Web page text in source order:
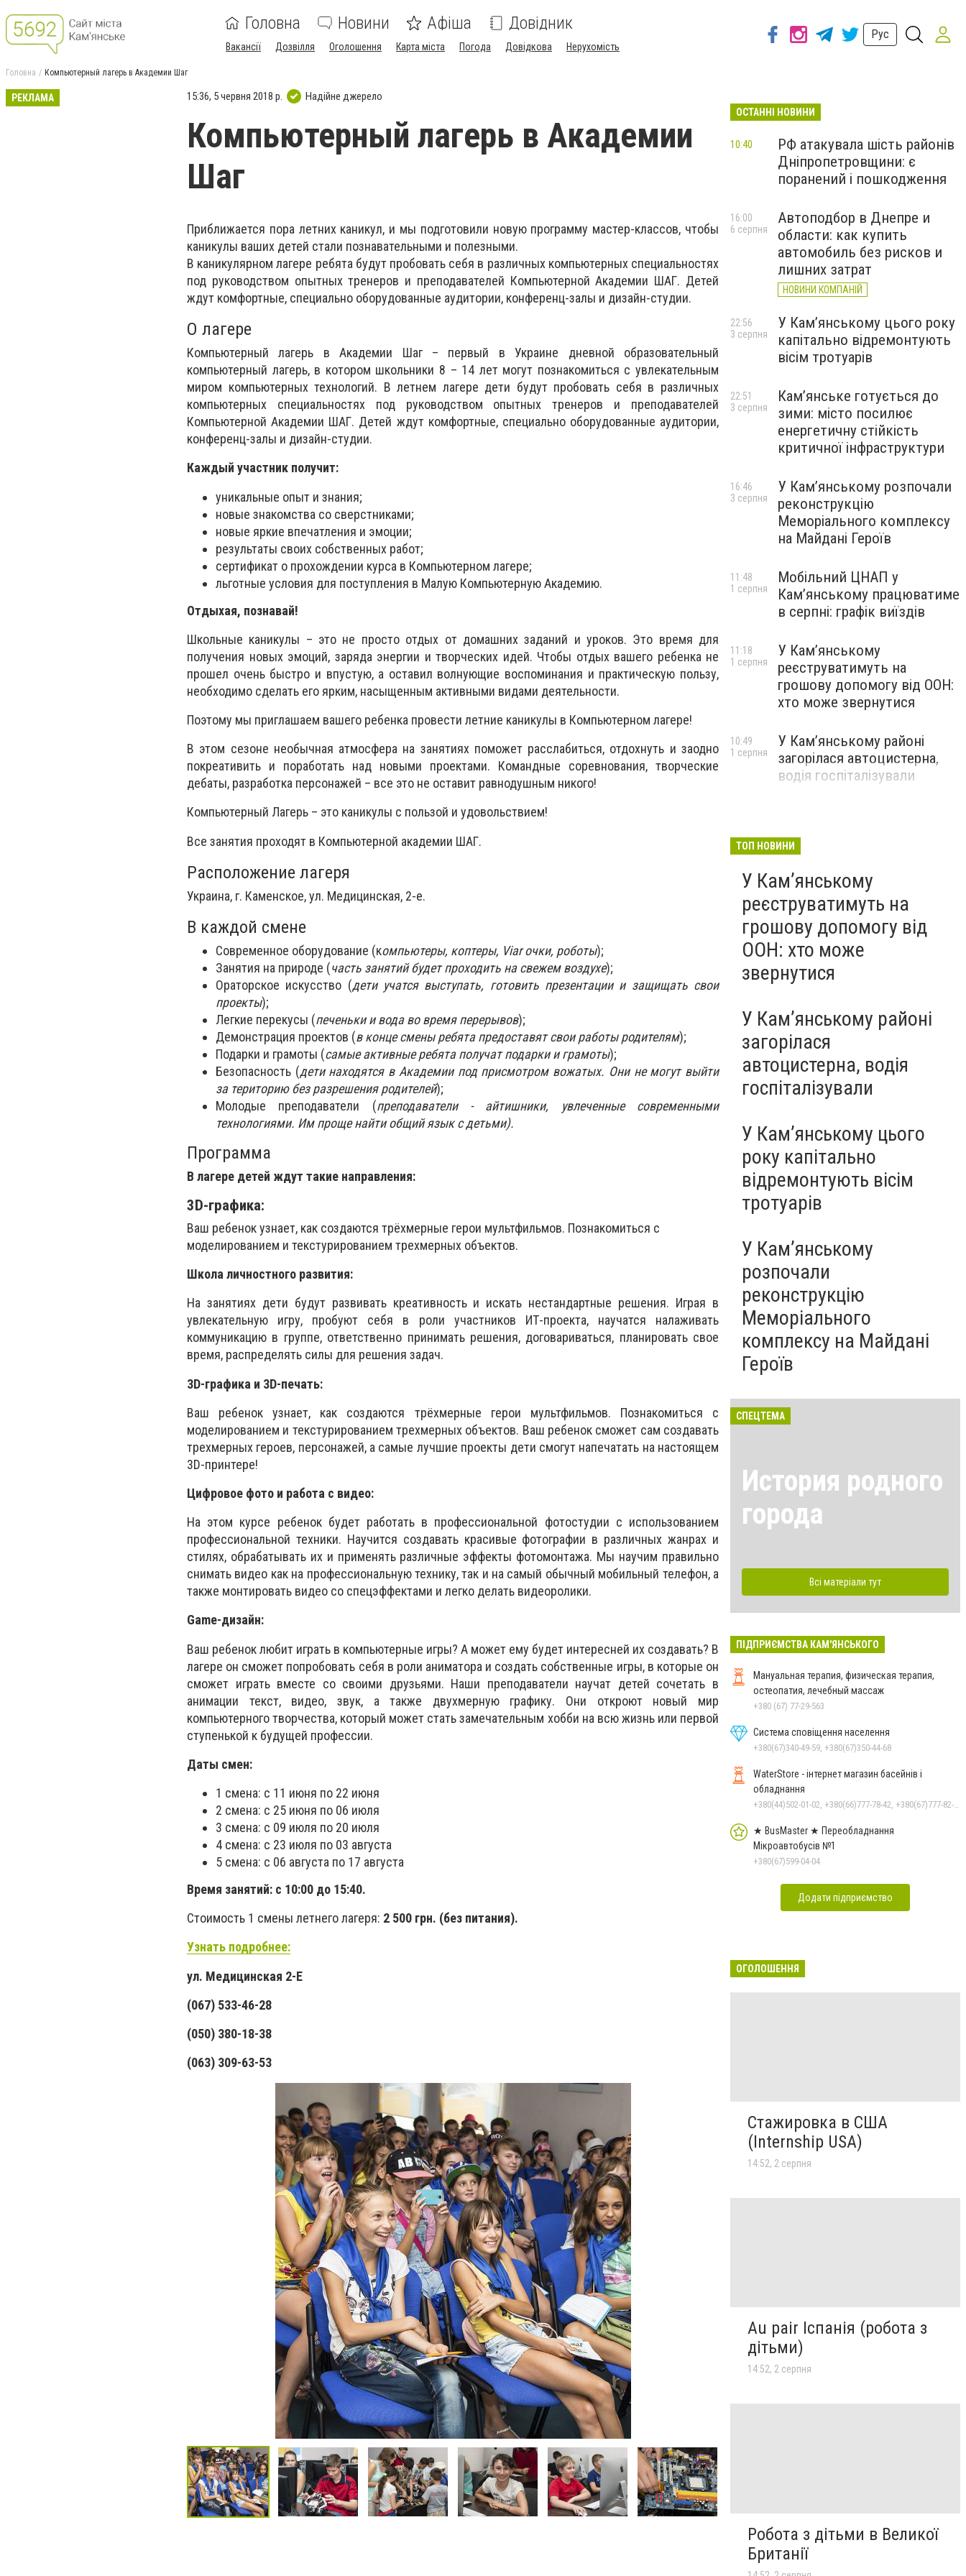
Головна Новини Афіша Довідник
Вакансії Дозвілля Оголошення Карта міста Погода Довідкова Нерухомість
Рус
Головна Компьютерный лагерь в Академии Шаг
РЕКЛАМА 15:36, 5 червня 2018 р. Надійне джерело
Компьютерный лагерь в Академии
Шаг
Приближается пора летних каникул, и мы подготовили новую программу мастер-классов, чтобы
каникулы ваших детей стали познавательными и полезными.
В каникулярном лагере ребята будут пробовать себя в различных компьютерных специальностях
под руководством опытных тренеров и преподавателей Компьютерной Академии ШАГ. Детей
ждут комфортные, специально оборудованные аудитории, конференц-залы и дизайн-студии.
О лагере
Компьютерный лагерь в Академии Шаг – первый в Украине дневной образовательный
компьютерный лагерь, в котором школьники 8 – 14 лет могут познакомиться с увлекательным
миром компьютерных технологий. В летнем лагере дети будут пробовать себя в различных
компьютерных специальностях под руководством опытных тренеров и преподавателей
Компьютерной Академии ШАГ. Детей ждут комфортные, специально оборудованные аудитории,
конференц-залы и дизайн-студии.
Каждый участник получит:
уникальные опыт и знания;
новые знакомства со сверстниками;
новые яркие впечатления и эмоции;
результаты своих собственных работ;
сертификат о прохождении курса в Компьютерном лагере;
льготные условия для поступления в Малую Компьютерную Академию.
Отдыхая, познавай!
Школьные каникулы – это не просто отдых от домашних заданий и уроков. Это время для
получения новых эмоций, заряда энергии и творческих идей. Чтобы отдых вашего ребенка не
прошел очень быстро и впустую, а оставил волнующие воспоминания и практическую пользу,
необходимо сделать его ярким, насыщенным активными видами деятельности.
Поэтому мы приглашаем вашего ребенка провести летние каникулы в Компьютерном лагере!
В этом сезоне необычная атмосфера на занятиях поможет расслабиться, отдохнуть и заодно
покреативить и поработать над новыми проектами. Командные соревнования, творческие
дебаты, разработка персонажей – все это не оставит равнодушным никого!
Компьютерный Лагерь – это каникулы с пользой и удовольствием!
Все занятия проходят в Компьютерной академии ШАГ.
Расположение лагеря
Украина, г. Каменское, ул. Медицинская, 2-е.
В каждой смене
Современное оборудование (компьютеры, коптеры, Viar очки, роботы);
Занятия на природе (часть занятий будет проходить на свежем воздухе);
Ораторское искусство (дети учатся выступать, готовить презентации и защищать свои
проекты);
Легкие перекусы (печеньки и вода во время перерывов);
Демонстрация проектов (в конце смены ребята предоставят свои работы родителям);
Подарки и грамоты (самые активные ребята получат подарки и грамоты);
Безопасность (дети находятся в Академии под присмотром вожатых. Они не могут выйти
за територию без разрешения родителей);
Молодые преподаватели (преподаватели - айтишники, увлеченные современными
технологиями. Им проще найти общий язык с детьми).
Программа
В лагере детей ждут такие направления:
3D-графика:
Ваш ребенок узнает, как создаются трёхмерные герои мультфильмов. Познакомиться с
моделированием и текстурированием трехмерных объектов.
Школа личностного развития:
На занятиях дети будут развивать креативность и искать нестандартные решения. Играя в
увлекательную игру, пробуют себя в роли участников ИТ-проекта, научатся налаживать
коммуникацию в группе, ответственно принимать решения, договариваться, планировать свое
время, распределять силы для решения задач.
3D-графика и 3D-печать:
Ваш ребенок узнает, как создаются трёхмерные герои мультфильмов. Познакомиться с
моделированием и текстурированием трехмерных объектов. Ваш ребенок сможет сам создавать
трехмерных героев, персонажей, а самые лучшие проекты дети смогут напечатать на настоящем
3D-принтере!
Цифровое фото и работа с видео:
На этом курсе ребенок будет работать в профессиональной фотостудии с использованием
профессиональной техники. Научится создавать красивые фотографии в различных жанрах и
стилях, обрабатывать их и применять различные эффекты фотомонтажа. Мы научим правильно
снимать видео как на профессиональную технику, так и на самый обычный мобильный телефон, а
также монтировать видео со спецэффектами и легко делать видеоролики.
Game-дизайн:
Ваш ребенок любит играть в компьютерные игры? А может ему будет интересней их создавать? В
лагере он сможет попробовать себя в роли аниматора и создать собственные игры, в которые он
сможет играть вместе со своими друзьями. Наши преподаватели научат детей сочетать в
анимации текст, видео, звук, а также двухмерную графику. Они откроют новый мир
компьютерного творчества, который может стать замечательным хобби на всю жизнь или первой
ступенькой к будущей профессии.
Даты смен:
1 смена: с 11 июня по 22 июня
2 смена: с 25 июня по 06 июля
3 смена: с 09 июля по 20 июля
4 смена: с 23 июля по 03 августа
5 смена: с 06 августа по 17 августа
Время занятий: с 10:00 до 15:40.
Стоимость 1 смены летнего лагеря: 2 500 грн. (без питания).
Узнать подробнее:
ул. Медицинская 2-Е
(067) 533-46-28
(050) 380-18-38
(063) 309-63-53
ОСТАННІ НОВИНИ
РФ атакувала шість районів
Дніпропетровщини: є
поранений і пошкодження
10:40
Автоподбор в Днепре и
области: как купить
автомобиль без рисков и
лишних затрат
НОВИНИ КОМПАНІЙ
16:00
6 серпня
У Кам’янському цього року
капітально відремонтують
вісім тротуарів
22:56
3 серпня
Кам’янське готується до
зими: місто посилює
енергетичну стійкість
критичної інфраструктури
22:51
3 серпня
У Кам’янському розпочали
реконструкцію
Меморіального комплексу
на Майдані Героїв
16:46
3 серпня
Мобільний ЦНАП у
Кам’янському працюватиме
в серпні: графік виїздів
11:48
1 серпня
У Кам’янському
реєструватимуть на
грошову допомогу від ООН:
хто може звернутися
11:18
1 серпня
У Кам’янському районі
загорілася автоцистерна,
водія госпіталізували
10:49
1 серпня
ТОП НОВИНИ
У Кам’янському
реєструватимуть на
грошову допомогу від
ООН: хто може
звернутися
У Кам’янському районі
загорілася
автоцистерна, водія
госпіталізували
У Кам’янському цього
року капітально
відремонтують вісім
тротуарів
У Кам’янському
розпочали
реконструкцію
Меморіального
комплексу на Майдані
Героїв
СПЕЦТЕМА
История родного
города
Всі матеріали тут
ПІДПРИЄМСТВА КАМ'ЯНСЬКОГО
Мануальная терапия, физическая терапия,
остеопатия, лечебный массаж
+380 (67) 77-29-563
Система сповіщення населення
+380(67)340-49-59, +380(67)350-44-68
WaterStore - інтернет магазин басейнів і
обладнання
★ BusMaster ★ Переобладнання
Мікроавтобусів №1
+380(67)599-04-04
Додати підприємство
ОГОЛОШЕННЯ
Стажировка в США
(Internship USA)
14:52, 2 серпня
Au pair Іспанія (робота з
дітьми)
14:52, 2 серпня
Робота з дітьми в Великої
Британії